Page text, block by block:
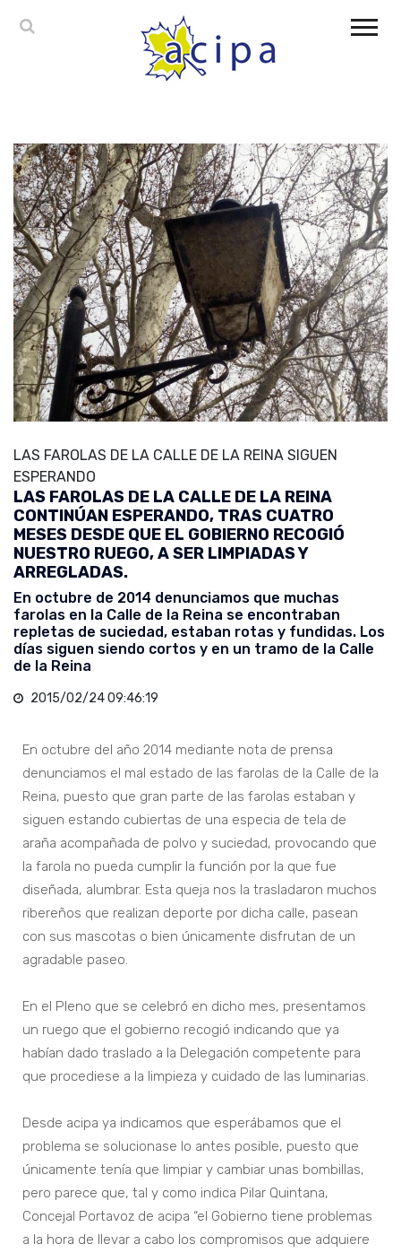
LAS FAROLAS DE LA CALLE DE LA REINA SIGUEN
ESPERANDO
LAS FAROLAS DE LA CALLE DE LA REINA
CONTINÚAN ESPERANDO, TRAS CUATRO
MESES DESDE QUE EL GOBIERNO RECOGIÓ
NUESTRO RUEGO, A SER LIMPIADAS Y
ARREGLADAS.
En octubre de 2014 denunciamos que muchas
farolas en la Calle de la Reina se encontraban
repletas de suciedad, estaban rotas y fundidas. Los
días siguen siendo cortos y en un tramo de la Calle
de la Reina
2015/02/24 09:46:19
En octubre del año 2014 mediante nota de prensa
denunciamos el mal estado de las farolas de la Calle de la
Reina, puesto que gran parte de las farolas estaban y
siguen estando cubiertas de una especia de tela de
araña acompañada de polvo y suciedad, provocando que
la farola no pueda cumplir la función por la que fue
diseñada, alumbrar. Esta queja nos la trasladaron muchos
ribereños que realizan deporte por dicha calle, pasean
con sus mascotas o bien únicamente disfrutan de un
agradable paseo.
En el Pleno que se celebró en dicho mes, presentamos
un ruego que el gobierno recogió indicando que ya
habían dado traslado a la Delegación competente para
que procediese a la limpieza y cuidado de las luminarias.
Desde acipa ya indicamos que esperábamos que el
problema se solucionase lo antes posible, puesto que
únicamente tenía que limpiar y cambiar unas bombillas,
pero parece que, tal y como indica Pilar Quintana,
Concejal Portavoz de acipa “el Gobierno tiene problemas
a la hora de llevar a cabo los compromisos que adquiere